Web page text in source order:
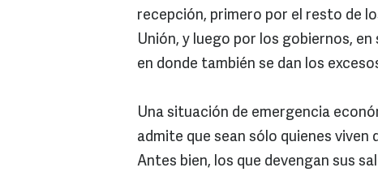
recepción, primero por el resto de
Unión, y luego por los gobiernos,
en donde también se dan los
Una situación de emergencia
admite que sean sólo quienes
Antes bien, los que devengan sus